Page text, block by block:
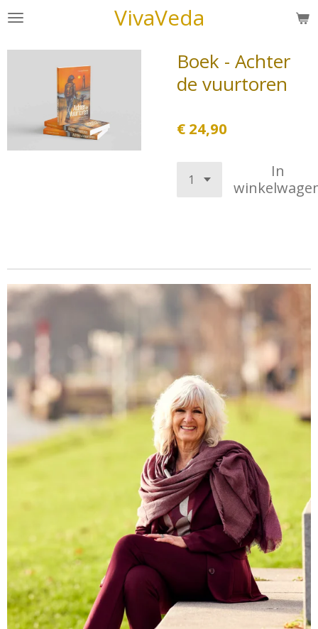
Ga
naar
hoofdinhoud
VivaVeda
Boek - Achter
de vuurtoren
€ 24,90
In